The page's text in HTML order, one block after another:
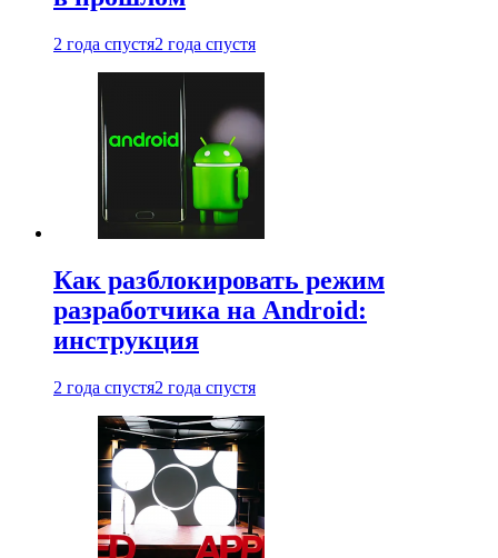
2 года спустя2 года спустя
Как разблокировать режим
разработчика на Android:
инструкция
2 года спустя2 года спустя